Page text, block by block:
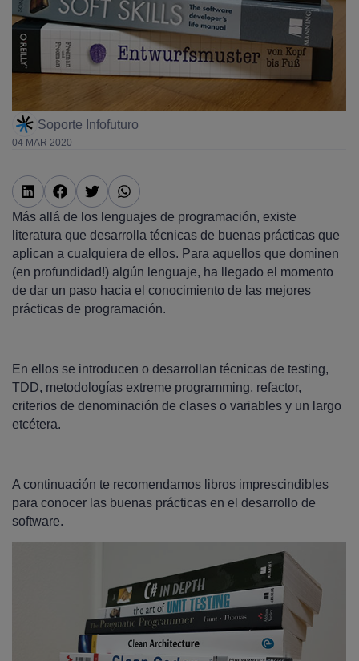
Soporte Infofuturo
04 MAR 2020
Más allá de los lenguajes de programación, existe
literatura que desarrolla técnicas de buenas prácticas que
aplican a cualquiera de ellos. Para aquellos que dominen
(en profundidad!) algún lenguaje, ha llegado el momento
de dar un paso hacia el conocimiento de las mejores
prácticas de programación.
En ellos se introducen o desarrollan técnicas de testing,
TDD, metodologías extreme programming, refactor,
criterios de denominación de clases o variables y un largo
etcétera.
A continuación te recomendamos libros imprescindibles
para conocer las buenas prácticas en el desarrollo de
software.